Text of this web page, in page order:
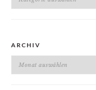
ARCHIV
Archiv